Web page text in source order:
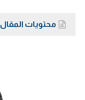
محتويات المقال